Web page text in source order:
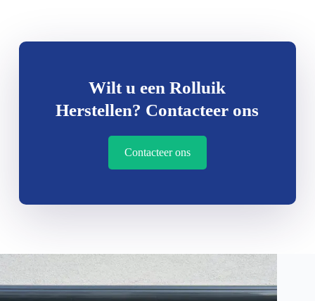
Wilt u een Rolluik
Herstellen? Contacteer ons
Contacteer ons